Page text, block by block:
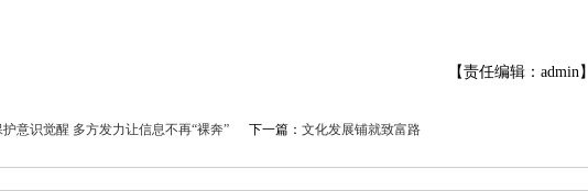
【责任编辑：admin】
意识觉醒 多方发力让信息不再“裸奔” 下一篇： 文化发展铺就致富路